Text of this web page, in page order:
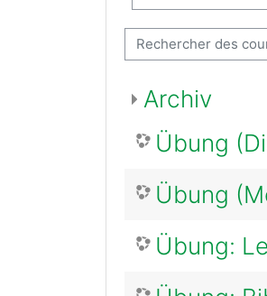
Rechercher des cours
Archiv
Übung
Übung
Übung: